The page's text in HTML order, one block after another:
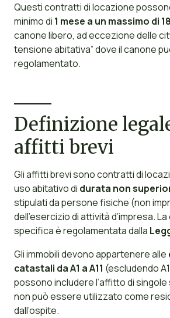
Questi contratti di locazione
minimo di 1 mese a un massimo di
canone libero, ad eccezione delle
tensione abitativa” dove il canone
regolamentato.
Definizione
affitti brevi
Gli affitti brevi sono contratti di
uso abitativo di durata non
stipulati da persone fisiche (non
dell’esercizio di attività d’impresa.
specifica è regolamentata dalla
Gli immobili devono appartenere alle
catastali da A1 a A11 (escludendo
possono includere l’affitto di singole
non può essere utilizzato come
dall’ospite.